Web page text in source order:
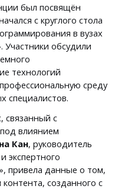
был посвящён
с круглого стола
в вузах
обсудили
технологий
среду
специалистов.
связанный с
влиянием
Кан, руководитель
экспертного
привела данные о том,
созданного с